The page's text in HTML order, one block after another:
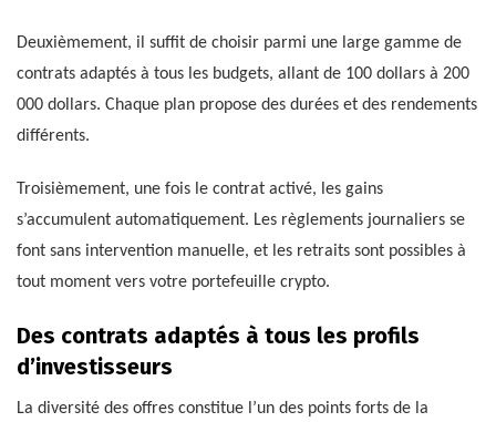
Deuxièmement, il suffit de choisir parmi une large gamme de
contrats adaptés à tous les budgets, allant de 100 dollars à 200
000 dollars. Chaque plan propose des durées et des rendements
différents.
Troisièmement, une fois le contrat activé, les gains
s’accumulent automatiquement. Les règlements journaliers se
font sans intervention manuelle, et les retraits sont possibles à
tout moment vers votre portefeuille crypto.
Des contrats adaptés à tous les profils
d’investisseurs
La diversité des offres constitue l’un des points forts de la